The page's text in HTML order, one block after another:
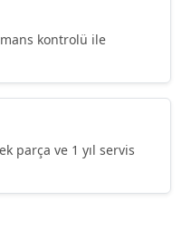
kontrolü ile
parça ve 1 yıl servis